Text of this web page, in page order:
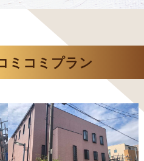
ミコミプラン